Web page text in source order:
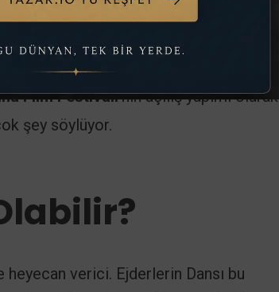
görülüyor, ancak bundan sonrası tahmin
kapıştığı nefes kesici
tehlikeli bir boyuta taşındığını
Film Festivali‘nin açılış yapımı olarak
şey söylüyor.
verici. Ejderlerin Dansı bu